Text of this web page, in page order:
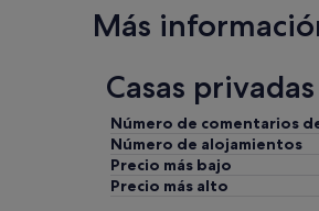
Más
Casas
Número de comentarios
Número de alojamientos
Precio más bajo
Precio más alto